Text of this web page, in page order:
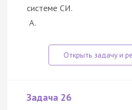
системе СИ.
А.
Задача 26